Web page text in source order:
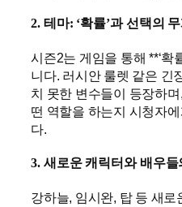
2. 테마: ‘확률’과 선택의 무
시즌2는 게임을 통해 **‘확
니다. 러시안 룰렛 같은 긴
치 못한 변수들이 등장하
떤 역할을 하는지 시청자
다.
3. 새로운 캐릭터와 배우들
강하늘, 임시완, 탑 등 새로